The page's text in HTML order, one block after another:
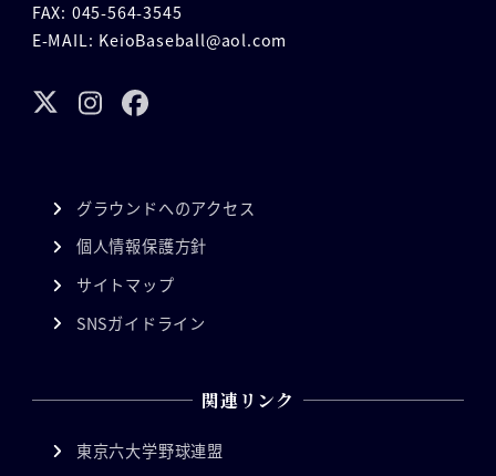
FAX: 045-564-3545
E-MAIL: KeioBaseball@aol.com
グラウンドへのアクセス
個人情報保護方針
サイトマップ
SNSガイドライン
関連リンク
東京六大学野球連盟